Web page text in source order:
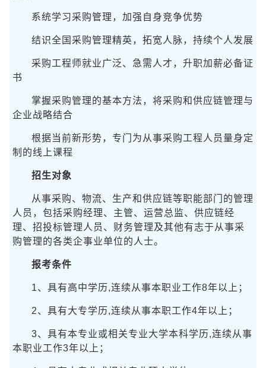
系统学习采购管理，加强自身竞争优势
结识全国采购管理精英，拓宽人脉，持续个人发展
采购工程师就业广泛、急需人才，升职加薪必备证
书
掌握采购管理的基本方法，将采购和供应链管理与
企业战略结合
根据当前新形势，专门为从事采购工程人员量身定
制的线上课程
招生对象
从事采购、物流、生产和供应链等职能部门的管理
人员，包括采购经理、主管、运营总监、供应链经
理、招投标管理人员、财务管理及其他有志于从事采
购管理的各类企事业单位的人士。
报考条件
1、具有高中学历,连续从事本职业工作8年以上；
2、具有大专学历,连续从事本职工作4年以上；
3、具有本专业或相关专业大学本科学历,连续从事
本职业工作3年以上；